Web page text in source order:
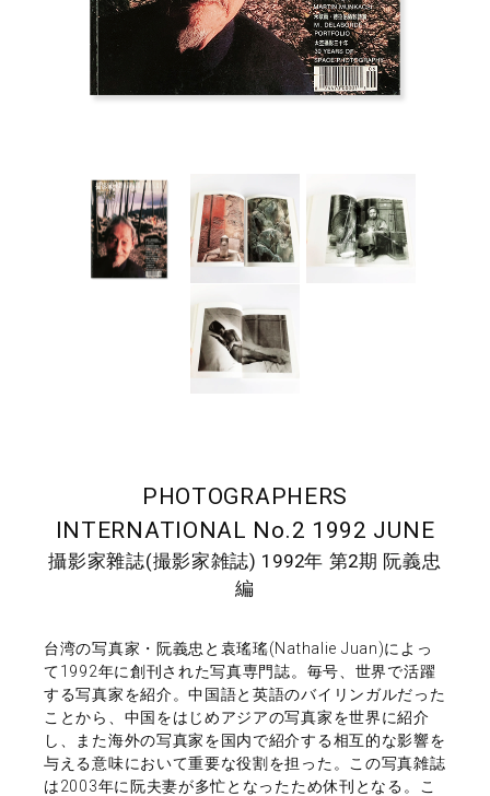
PHOTOGRAPHERS
INTERNATIONAL No.2 1992 JUNE
攝影家雜誌(撮影家雑誌) 1992年 第2期 阮義忠
編
台湾の写真家・阮義忠と袁瑤瑤(Nathalie Juan)によっ
て1992年に創刊された写真専門誌。毎号、世界で活躍
する写真家を紹介。中国語と英語のバイリンガルだった
ことから、中国をはじめアジアの写真家を世界に紹介
し、また海外の写真家を国内で紹介する相互的な影響を
与える意味において重要な役割を担った。この写真雑誌
は2003年に阮夫妻が多忙となったため休刊となる。こ